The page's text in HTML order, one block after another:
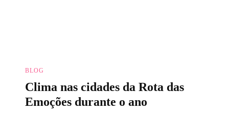
BLOG
Clima nas cidades da Rota das
Emoções durante o ano